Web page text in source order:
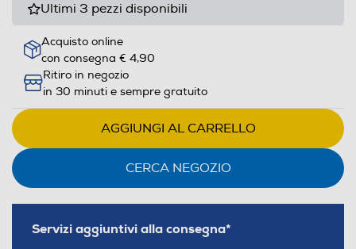
Ultimi 3 pezzi disponibili
Acquisto online
con consegna € 4,90
Ritiro in negozio
in 30 minuti e sempre gratuito
AGGIUNGI AL CARRELLO
CERCA NEGOZIO
Servizi aggiuntivi alla consegna*